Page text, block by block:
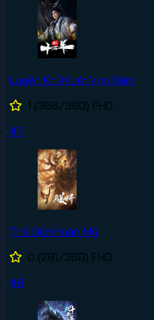
Luyện Khí Mười Vạn Năm
1 (366/380) FHD
#7
Thế Giới Hoàn Mỹ
0 (281/360) FHD
#8